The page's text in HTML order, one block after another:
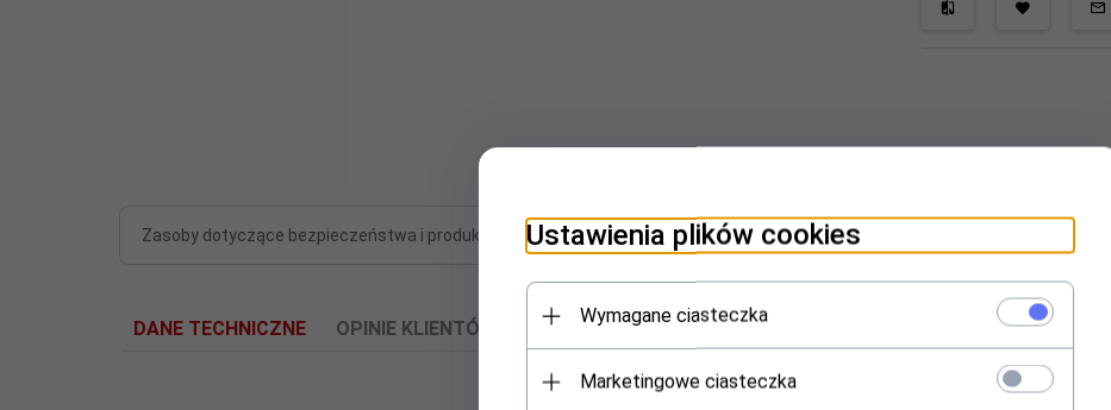
Zasoby dotyczące bezpieczeństwa i produktów
DANE TECHNICZNE OPINIE KLIENTÓW
Ustawienia plików cookies
Wymagane ciasteczka
Marketingowe ciasteczka